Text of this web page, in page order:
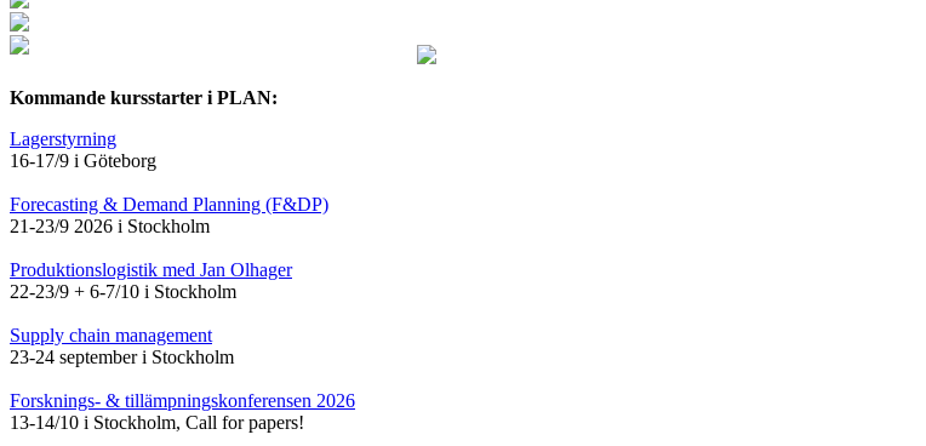
Kommande kursstarter i PLAN:
Lagerstyrning
16-17/9 i Göteborg
Forecasting & Demand Planning (F&DP)
21-23/9 2026 i Stockholm
Produktionslogistik med Jan Olhager
22-23/9 + 6-7/10 i Stockholm
Supply chain management
23-24 september i Stockholm
Forsknings- & tillämpningskonferensen 2026
13-14/10 i Stockholm, Call for papers!